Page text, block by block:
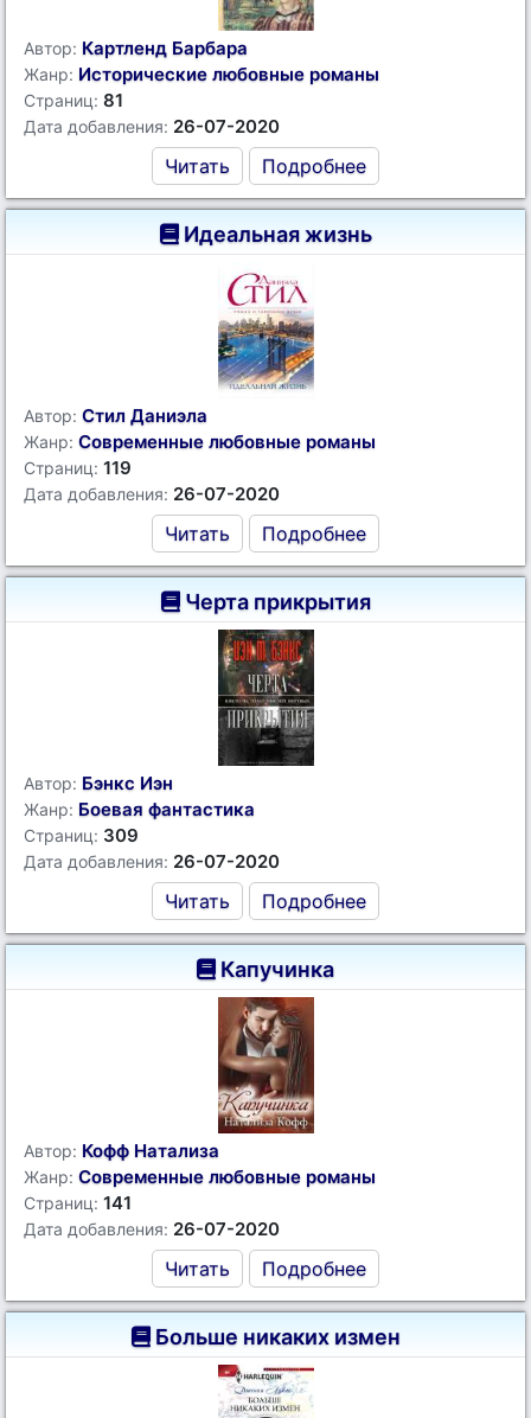
Автор: Картленд Барбара
Жанр: Исторические любовные романы
Страниц: 81
Дата добавления: 26-07-2020
Читать Подробнее
Идеальная жизнь
Автор: Стил Даниэла
Жанр: Современные любовные романы
Страниц: 119
Дата добавления: 26-07-2020
Читать Подробнее
Черта прикрытия
Автор: Бэнкс Иэн
Жанр: Боевая фантастика
Страниц: 309
Дата добавления: 26-07-2020
Читать Подробнее
Капучинка
Автор: Кофф Натализа
Жанр: Современные любовные романы
Страниц: 141
Дата добавления: 26-07-2020
Читать Подробнее
Больше никаких измен